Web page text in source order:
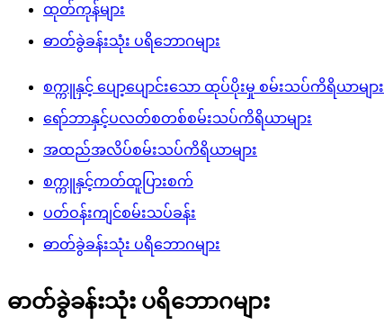
ထုတ်ကုန်များ
ဓာတ်ခွဲခန်းသုံး ပရိဘောဂများ
စက္ကူနှင့် ပျော့ပျောင်းသော ထုပ်ပိုးမှု စမ်းသပ်ကိရိယာများ
ရော်ဘာနှင့်ပလတ်စတစ်စမ်းသပ်ကိရိယာများ
အထည်အလိပ်စမ်းသပ်ကိရိယာများ
စက္ကူနှင့်ကတ်ထူပြားစက်
ပတ်ဝန်းကျင်စမ်းသပ်ခန်း
ဓာတ်ခွဲခန်းသုံး ပရိဘောဂများ
ဓာတ်ခွဲခန်းသုံး ပရိဘောဂများ